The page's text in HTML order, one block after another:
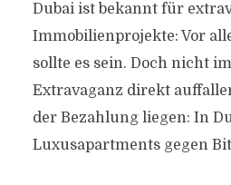
Dubai ist bekannt für
Immobilienprojekte: Vor
sollte es sein. Doch nicht
Extravaganz direkt
der Bezahlung liegen: In
Luxusapartments gegen